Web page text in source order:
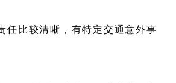
任比较清晰，有特定交通意外事